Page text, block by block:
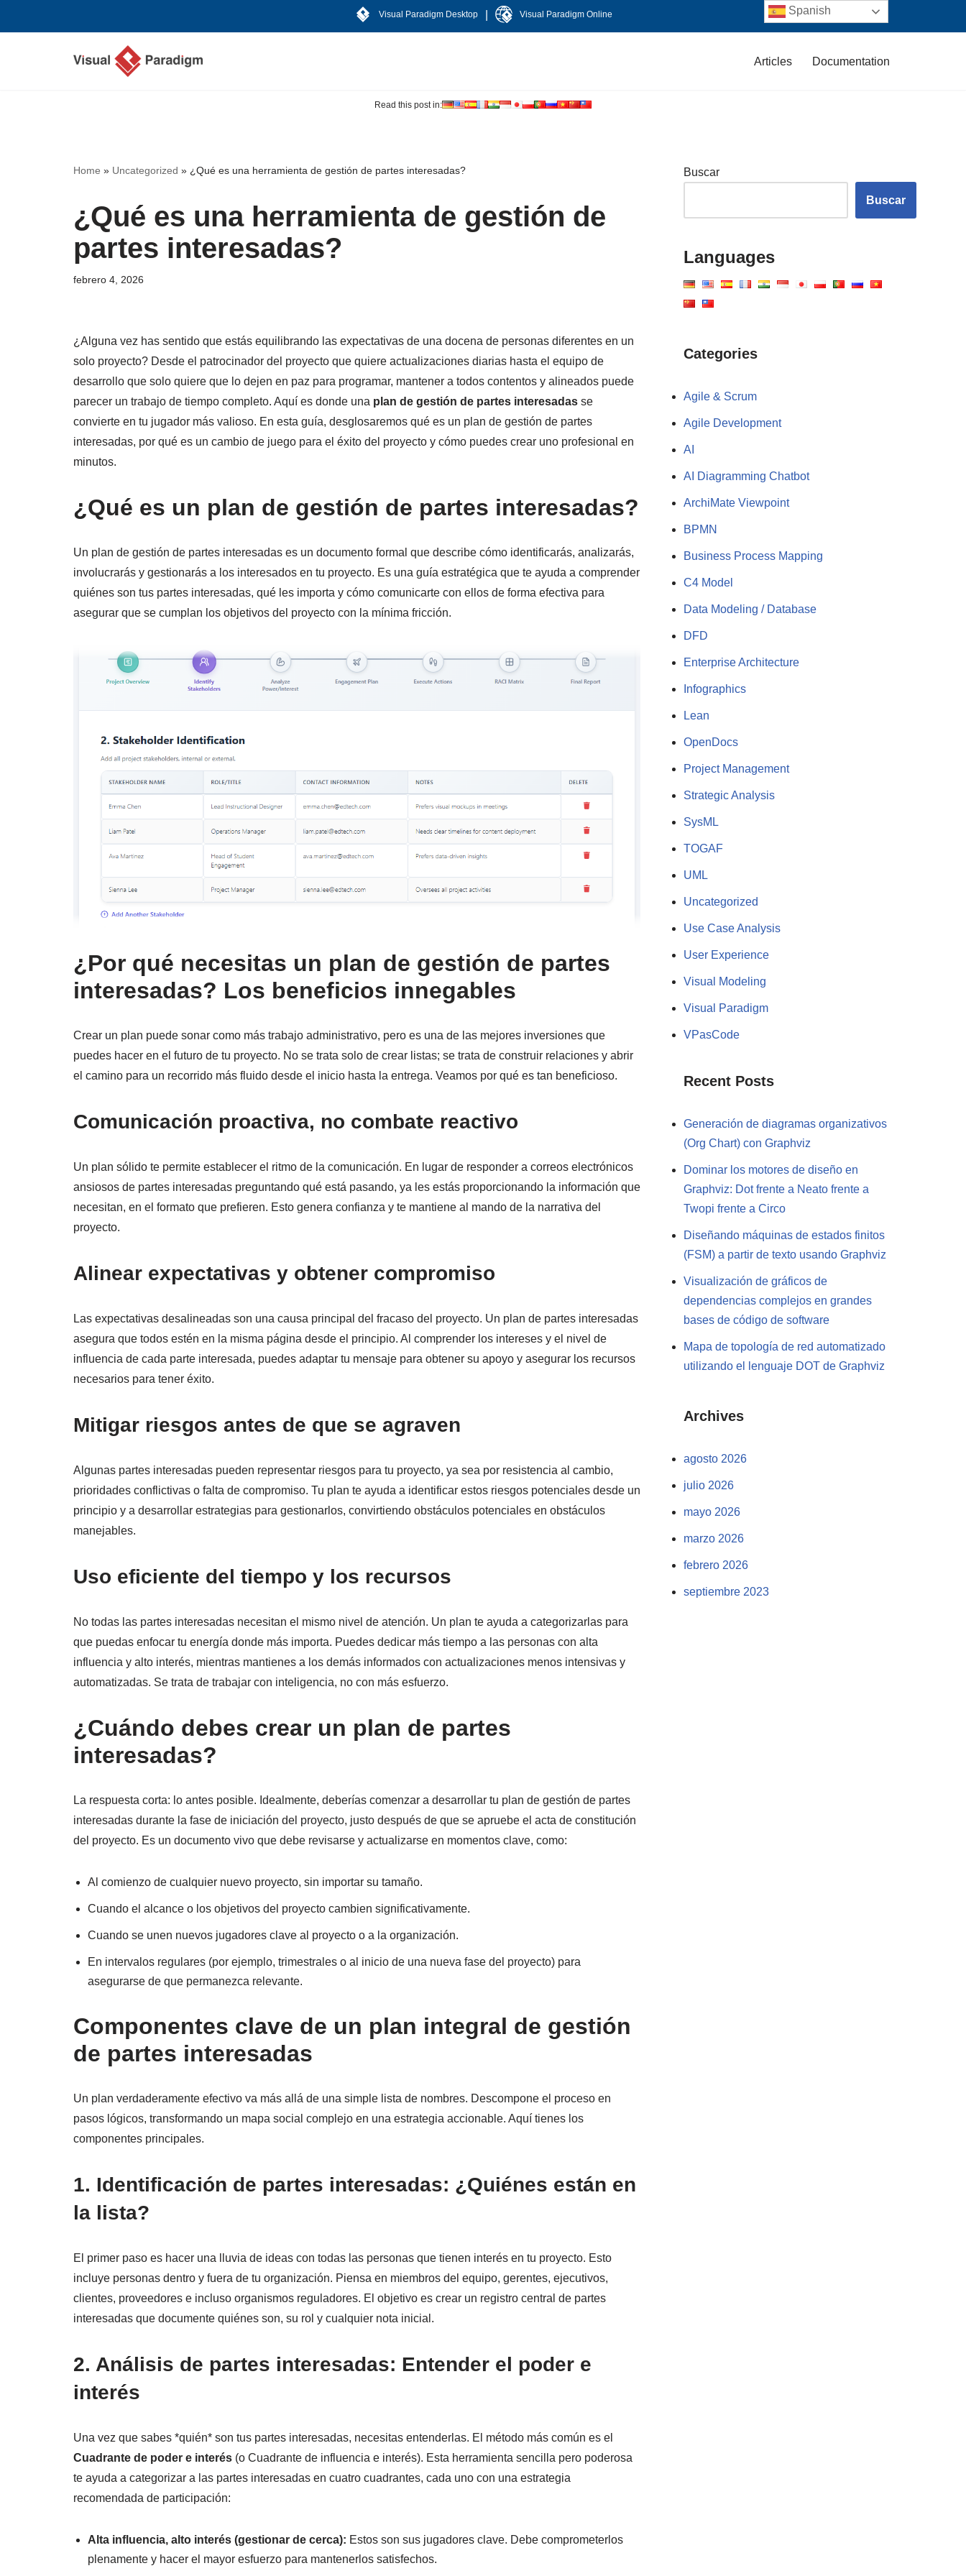
Visual Paradigm Desktop Visual Paradigm Online
Articles Documentation
Read this post in:
Home » Uncategorized » ¿Qué es una herramienta de gestión de partes interesadas?
¿Qué es una herramienta de gestión de
partes interesadas?
febrero 4, 2026
¿Alguna vez has sentido que estás equilibrando las expectativas de una docena de personas diferentes en un
solo proyecto? Desde el patrocinador del proyecto que quiere actualizaciones diarias hasta el equipo de
desarrollo que solo quiere que lo dejen en paz para programar, mantener a todos contentos y alineados puede
parecer un trabajo de tiempo completo. Aquí es donde una plan de gestión de partes interesadas se
convierte en tu jugador más valioso. En esta guía, desglosaremos qué es un plan de gestión de partes
interesadas, por qué es un cambio de juego para el éxito del proyecto y cómo puedes crear uno profesional en
minutos.
¿Qué es un plan de gestión de partes interesadas?
Un plan de gestión de partes interesadas es un documento formal que describe cómo identificarás, analizarás,
involucrarás y gestionarás a los interesados en tu proyecto. Es una guía estratégica que te ayuda a comprender
quiénes son tus partes interesadas, qué les importa y cómo comunicarte con ellos de forma efectiva para
asegurar que se cumplan los objetivos del proyecto con la mínima fricción.
¿Por qué necesitas un plan de gestión de partes
interesadas? Los beneficios innegables
Crear un plan puede sonar como más trabajo administrativo, pero es una de las mejores inversiones que
puedes hacer en el futuro de tu proyecto. No se trata solo de crear listas; se trata de construir relaciones y abrir
el camino para un recorrido más fluido desde el inicio hasta la entrega. Veamos por qué es tan beneficioso.
Comunicación proactiva, no combate reactivo
Un plan sólido te permite establecer el ritmo de la comunicación. En lugar de responder a correos electrónicos
ansiosos de partes interesadas preguntando qué está pasando, ya les estás proporcionando la información que
necesitan, en el formato que prefieren. Esto genera confianza y te mantiene al mando de la narrativa del
proyecto.
Alinear expectativas y obtener compromiso
Las expectativas desalineadas son una causa principal del fracaso del proyecto. Un plan de partes interesadas
asegura que todos estén en la misma página desde el principio. Al comprender los intereses y el nivel de
influencia de cada parte interesada, puedes adaptar tu mensaje para obtener su apoyo y asegurar los recursos
necesarios para tener éxito.
Mitigar riesgos antes de que se agraven
Algunas partes interesadas pueden representar riesgos para tu proyecto, ya sea por resistencia al cambio,
prioridades conflictivas o falta de compromiso. Tu plan te ayuda a identificar estos riesgos potenciales desde un
principio y a desarrollar estrategias para gestionarlos, convirtiendo obstáculos potenciales en obstáculos
manejables.
Uso eficiente del tiempo y los recursos
No todas las partes interesadas necesitan el mismo nivel de atención. Un plan te ayuda a categorizarlas para
que puedas enfocar tu energía donde más importa. Puedes dedicar más tiempo a las personas con alta
influencia y alto interés, mientras mantienes a los demás informados con actualizaciones menos intensivas y
automatizadas. Se trata de trabajar con inteligencia, no con más esfuerzo.
¿Cuándo debes crear un plan de partes
interesadas?
La respuesta corta: lo antes posible. Idealmente, deberías comenzar a desarrollar tu plan de gestión de partes
interesadas durante la fase de iniciación del proyecto, justo después de que se apruebe el acta de constitución
del proyecto. Es un documento vivo que debe revisarse y actualizarse en momentos clave, como:
Al comienzo de cualquier nuevo proyecto, sin importar su tamaño.
Cuando el alcance o los objetivos del proyecto cambien significativamente.
Cuando se unen nuevos jugadores clave al proyecto o a la organización.
En intervalos regulares (por ejemplo, trimestrales o al inicio de una nueva fase del proyecto) para
asegurarse de que permanezca relevante.
Componentes clave de un plan integral de gestión
de partes interesadas
Un plan verdaderamente efectivo va más allá de una simple lista de nombres. Descompone el proceso en
pasos lógicos, transformando un mapa social complejo en una estrategia accionable. Aquí tienes los
componentes principales.
1. Identificación de partes interesadas: ¿Quiénes están en
la lista?
El primer paso es hacer una lluvia de ideas con todas las personas que tienen interés en tu proyecto. Esto
incluye personas dentro y fuera de tu organización. Piensa en miembros del equipo, gerentes, ejecutivos,
clientes, proveedores e incluso organismos reguladores. El objetivo es crear un registro central de partes
interesadas que documente quiénes son, su rol y cualquier nota inicial.
2. Análisis de partes interesadas: Entender el poder e
interés
Una vez que sabes *quién* son tus partes interesadas, necesitas entenderlas. El método más común es el
Cuadrante de poder e interés (o Cuadrante de influencia e interés). Esta herramienta sencilla pero poderosa
te ayuda a categorizar a las partes interesadas en cuatro cuadrantes, cada uno con una estrategia
recomendada de participación:
Alta influencia, alto interés (gestionar de cerca): Estos son sus jugadores clave. Debe comprometerlos
plenamente y hacer el mayor esfuerzo para mantenerlos satisfechos.
Buscar
Buscar
Languages
Categories
Agile & Scrum
Agile Development
AI
AI Diagramming Chatbot
ArchiMate Viewpoint
BPMN
Business Process Mapping
C4 Model
Data Modeling / Database
DFD
Enterprise Architecture
Infographics
Lean
OpenDocs
Project Management
Strategic Analysis
SysML
TOGAF
UML
Uncategorized
Use Case Analysis
User Experience
Visual Modeling
Visual Paradigm
VPasCode
Recent Posts
Generación de diagramas organizativos
(Org Chart) con Graphviz
Dominar los motores de diseño en
Graphviz: Dot frente a Neato frente a
Twopi frente a Circo
Diseñando máquinas de estados finitos
(FSM) a partir de texto usando Graphviz
Visualización de gráficos de
dependencias complejos en grandes
bases de código de software
Mapa de topología de red automatizado
utilizando el lenguaje DOT de Graphviz
Archives
agosto 2026
julio 2026
mayo 2026
marzo 2026
febrero 2026
septiembre 2023
Spanish